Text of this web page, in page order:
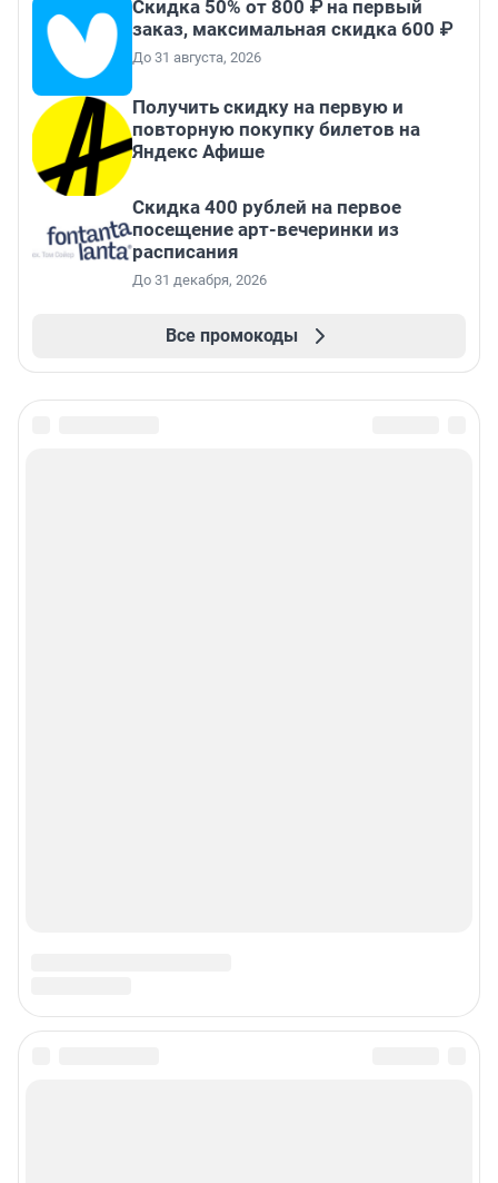
Скидка 50% от 800 ₽ на первый
заказ, максимальная скидка 600 ₽
До 31 августа, 2026
Получить скидку на первую и
повторную покупку билетов на
Яндекс Афише
Cкидка 400 рублей на первое
посещение арт-вечеринки из
расписания
До 31 декабря, 2026
Все промокоды